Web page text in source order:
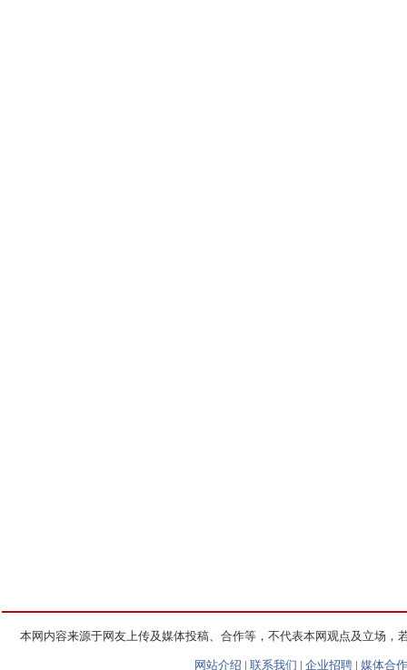
本网内容来源于网友上传及媒体投稿、合作等，不代表本网观点及立场
网站介绍 | 联系我们 | 企业招聘 | 媒体合作